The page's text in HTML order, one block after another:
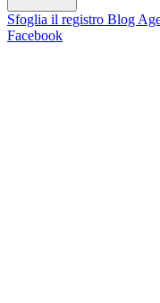
Sfoglia il registro Blog
Facebook